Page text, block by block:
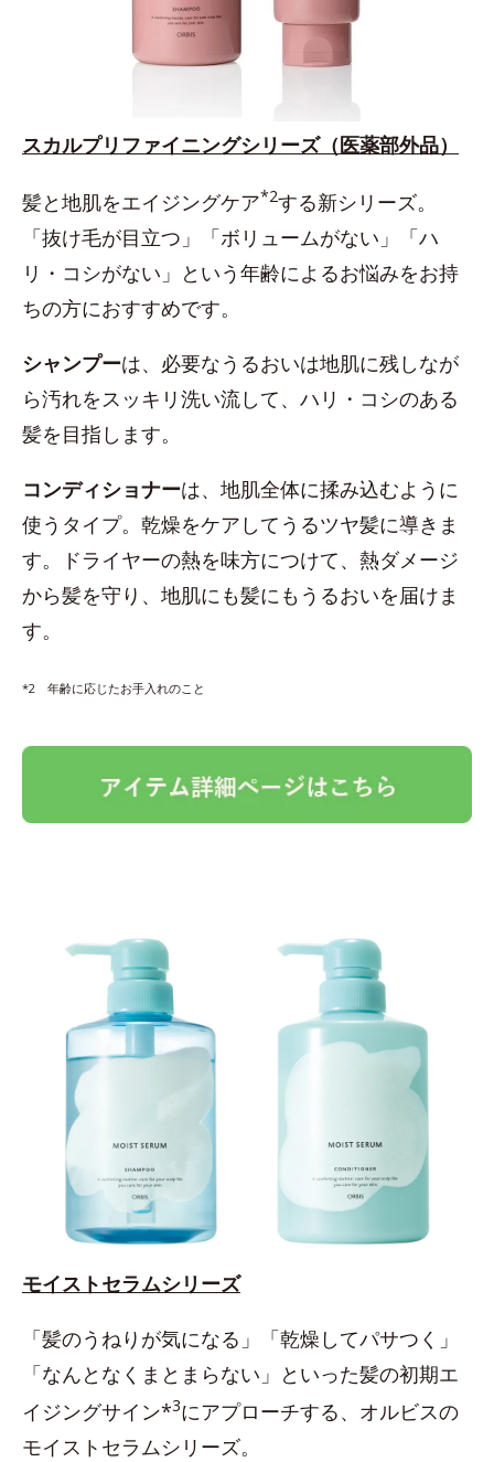
スカルプリファイニングシリーズ（医薬部外品）
髪と地肌をエイジングケア*2する新シリーズ。
「抜け毛が目立つ」「ボリュームがない」「ハ
リ・コシがない」という年齢によるお悩みをお持
ちの方におすすめです。
シャンプーは、必要なうるおいは地肌に残しなが
ら汚れをスッキリ洗い流して、ハリ・コシのある
髪を目指します。
コンディショナーは、地肌全体に揉み込むように
使うタイプ。乾燥をケアしてうるツヤ髪に導きま
す。ドライヤーの熱を味方につけて、熱ダメージ
から髪を守り、地肌にも髪にもうるおいを届けま
す。
*2 年齢に応じたお手入れのこと
モイストセラムシリーズ
「髪のうねりが気になる」「乾燥してパサつく」
「なんとなくまとまらない」といった髪の初期エ
イジングサイン*3にアプローチする、オルビスの
モイストセラムシリーズ。